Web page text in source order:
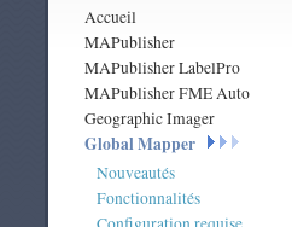
Accueil
MAPublisher
MAPublisher LabelPro
MAPublisher FME Auto
Geographic Imager
Global Mapper
Nouveautés
Fonctionnalités